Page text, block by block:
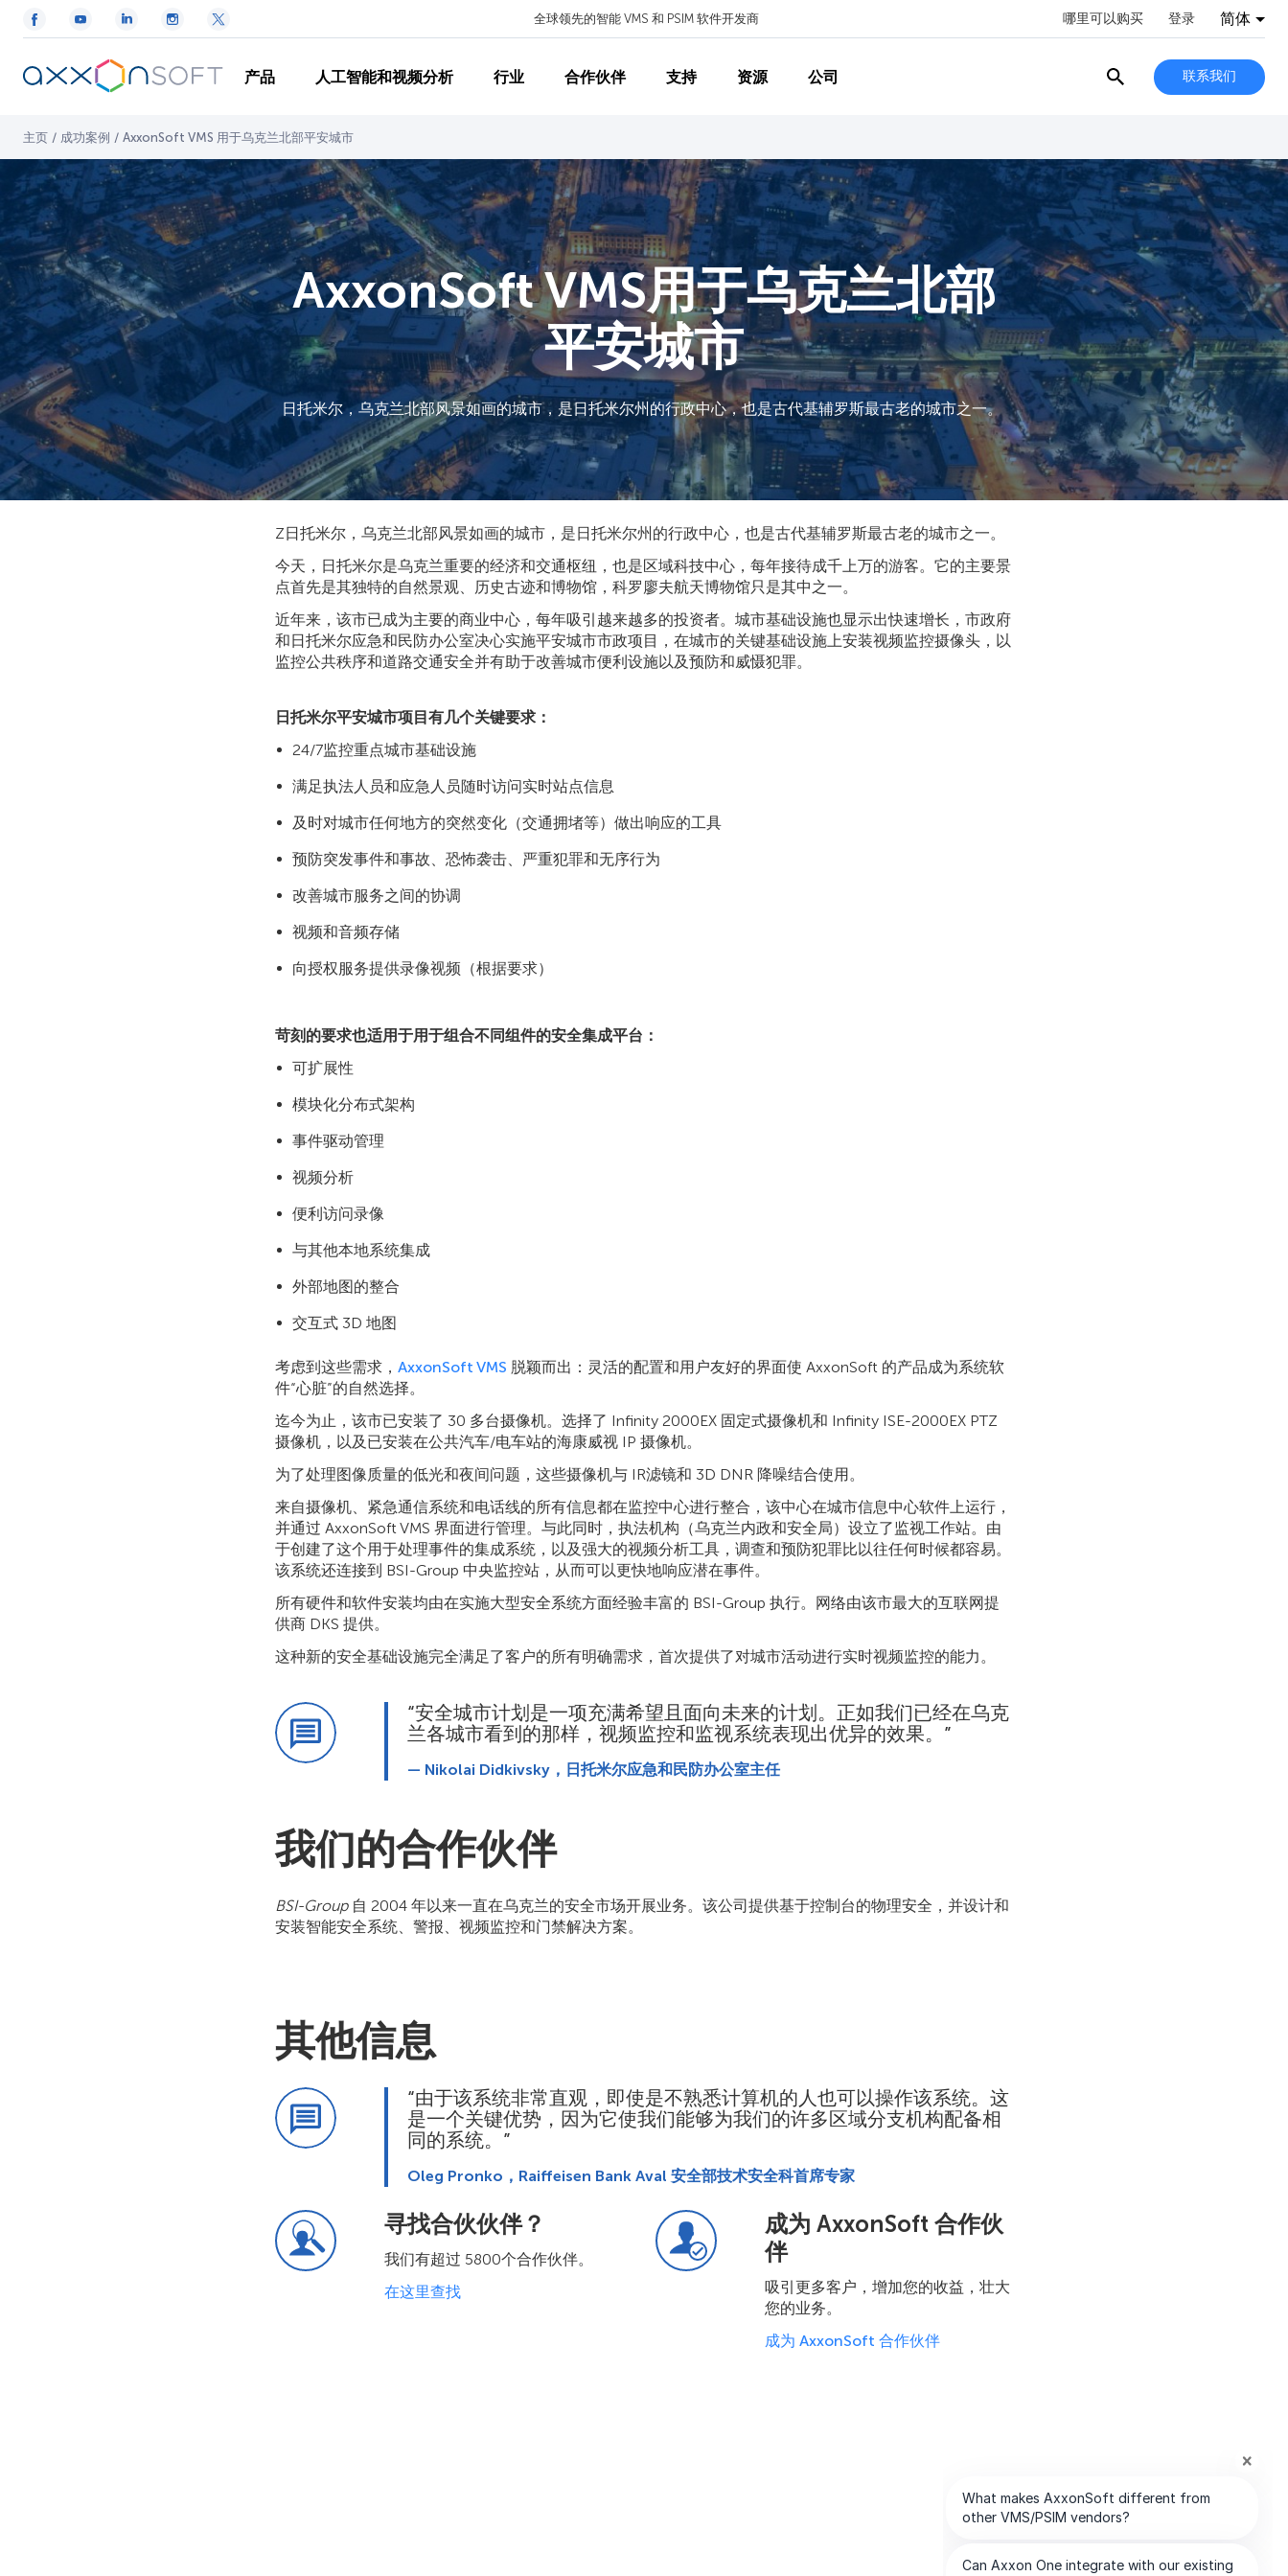
全球领先的智能 VMS 和 PSIM 软件开发商 哪里可以购买 登录 简体
产品 人工智能和视频分析 行业 合作伙伴 支持 资源 公司 联系我们
主页 / 成功案例 / AxxonSoft VMS 用于乌克兰北部平安城市
AxxonSoft VMS用于乌克兰北部
平安城市
日托米尔，乌克兰北部风景如画的城市，是日托米尔州的行政中心，也是古代基辅罗斯最古老的城市之一。
Z日托米尔，乌克兰北部风景如画的城市，是日托米尔州的行政中心，也是古代基辅罗斯最古老的城市之一。
今天，日托米尔是乌克兰重要的经济和交通枢纽，也是区域科技中心，每年接待成千上万的游客。它的主要景
点首先是其独特的自然景观、历史古迹和博物馆，科罗廖夫航天博物馆只是其中之一。
近年来，该市已成为主要的商业中心，每年吸引越来越多的投资者。城市基础设施也显示出快速增长，市政府
和日托米尔应急和民防办公室决心实施平安城市市政项目，在城市的关键基础设施上安装视频监控摄像头，以
监控公共秩序和道路交通安全并有助于改善城市便利设施以及预防和威慑犯罪。
日托米尔平安城市项目有几个关键要求：
24/7监控重点城市基础设施
满足执法人员和应急人员随时访问实时站点信息
及时对城市任何地方的突然变化（交通拥堵等）做出响应的工具
预防突发事件和事故、恐怖袭击、严重犯罪和无序行为
改善城市服务之间的协调
视频和音频存储
向授权服务提供录像视频（根据要求）
苛刻的要求也适用于用于组合不同组件的安全集成平台：
可扩展性
模块化分布式架构
事件驱动管理
视频分析
便利访问录像
与其他本地系统集成
外部地图的整合
交互式 3D 地图
考虑到这些需求， AxxonSoft VMS 脱颖而出：灵活的配置和用户友好的界面使 AxxonSoft 的产品成为系统软
件“心脏”的自然选择。
迄今为止，该市已安装了 30 多台摄像机。选择了 Infinity 2000EX 固定式摄像机和 Infinity ISE-2000EX PTZ
摄像机，以及已安装在公共汽车/电车站的海康威视 IP 摄像机。
为了处理图像质量的低光和夜间问题，这些摄像机与 IR滤镜和 3D DNR 降噪结合使用。
来自摄像机、紧急通信系统和电话线的所有信息都在监控中心进行整合，该中心在城市信息中心软件上运行，
并通过 AxxonSoft VMS 界面进行管理。与此同时，执法机构（乌克兰内政和安全局）设立了监视工作站。由
于创建了这个用于处理事件的集成系统，以及强大的视频分析工具，调查和预防犯罪比以往任何时候都容易。
该系统还连接到 BSI-Group 中央监控站，从而可以更快地响应潜在事件。
所有硬件和软件安装均由在实施大型安全系统方面经验丰富的 BSI-Group 执行。网络由该市最大的互联网提
供商 DKS 提供。
这种新的安全基础设施完全满足了客户的所有明确需求，首次提供了对城市活动进行实时视频监控的能力。
“安全城市计划是一项充满希望且面向未来的计划。正如我们已经在乌克
兰各城市看到的那样，视频监控和监视系统表现出优异的效果。”
— Nikolai Didkivsky，日托米尔应急和民防办公室主任
我们的合作伙伴
BSI-Group自 2004 年以来一直在乌克兰的安全市场开展业务。该公司提供基于控制台的物理安全，并设计和
安装智能安全系统、警报、视频监控和门禁解决方案。
其他信息
“由于该系统非常直观，即使是不熟悉计算机的人也可以操作该系统。这
是一个关键优势，因为它使我们能够为我们的许多区域分支机构配备相
同的系统。”
Oleg Pronko，Raiffeisen Bank Aval 安全部技术安全科首席专家
寻找合伙伙伴？
我们有超过 5800个合作伙伴。
在这里查找
成为 AxxonSoft 合作伙
伴
吸引更多客户，增加您的收益，壮大
您的业务。
成为 AxxonSoft 合作伙伴